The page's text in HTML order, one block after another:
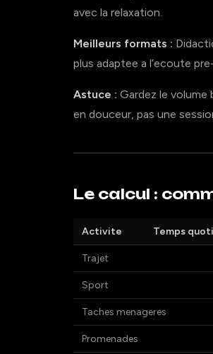
avec la relaxation.
Meilleurs formats :
plus adaptee a l’ecoute
Astuce : Gardez le
en douceur, pas une
Le calcul :
Activite Temps
Trajet
Sport
Taches menageres
Promenades